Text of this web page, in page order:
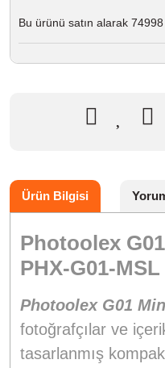
Bu ürünü satın alarak
Ürün Bilgisi
Photoolex
PHX-G01-MSL
Photoolex G01
fotoğrafçılar ve
tasarlanmış